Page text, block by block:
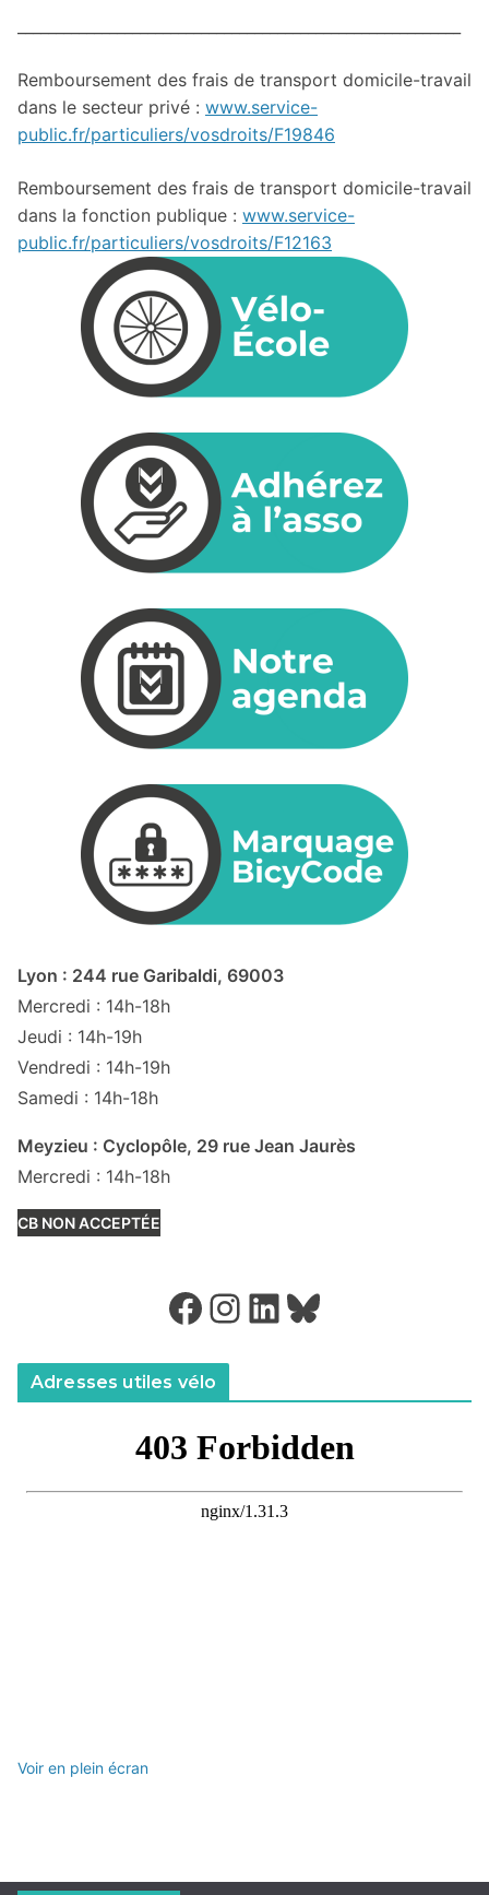
Remboursement des frais de transport domicile-travail
dans le secteur privé : www.service-
public.fr/particuliers/vosdroits/F19846
Remboursement des frais de transport domicile-travail
dans la fonction publique : www.service-
public.fr/particuliers/vosdroits/F12163
Lyon : 244 rue Garibaldi, 69003
Mercredi : 14h-18h
Jeudi : 14h-19h
Vendredi : 14h-19h
Samedi : 14h-18h
Meyzieu : Cyclopôle, 29 rue Jean Jaurès
Mercredi : 14h-18h
CB NON ACCEPTÉE
Facebook Instagram LinkedIn Bluesky
Adresses utiles vélo
Voir en plein écran